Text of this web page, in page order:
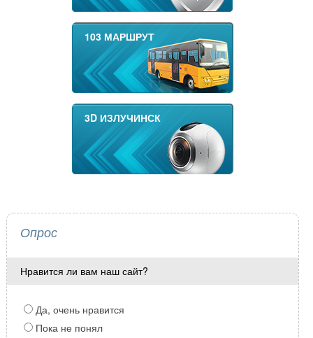
103 МАРШРУТ
3D ИЗЛУЧИНСК
Опрос
Нравится ли вам наш сайт?
Да, очень нравится
Пока не понял